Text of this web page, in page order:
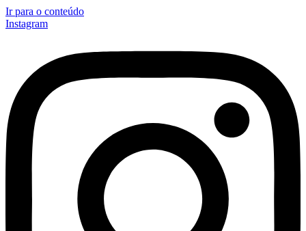
Ir para o conteúdo
Instagram